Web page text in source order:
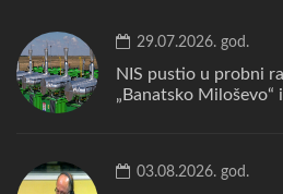
29.07.2026. god.
NIS pustio u probni
„Banatsko Miloševo“
03.08.2026. god.